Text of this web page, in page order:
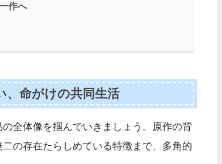
作へ
、命がけの共同生活
全体像を掴んでいきましょう。原作の背
の存在たらしめている特徴まで、多角的